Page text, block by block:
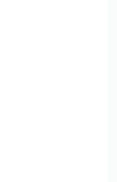
tau Expert in